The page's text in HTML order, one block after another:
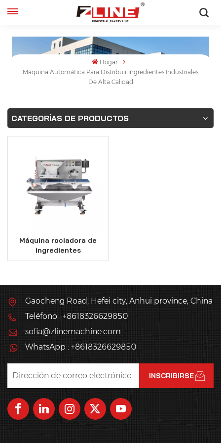
español
Hogar
Máquina Automática Para Distribuir Ingredientes Industriales
De Alta Calidad
CATEGORÍAS DE PRODUCTOS
Máquina rociadora de
ingredientes
industriales (peso 90 kg)
Gaocheng Road, Hefei city, Anhui province, China
Teléfono : +8618326629850
sofia@zlinemachine.com
WhatsApp : +8618326629850